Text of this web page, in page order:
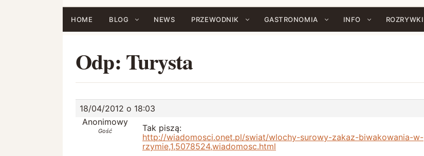
HOME BLOG NEWS PRZEWODNIK GASTRONOMIA INFO ROZRYWKI
Odp: Turysta
18/04/2012 o 18:03
Anonimowy
Gość
Tak piszą:
http://wiadomosci.onet.pl/swiat/wlochy-surowy-zakaz-biwakowania-w-
rzymie,1,5078524,wiadomosc.html